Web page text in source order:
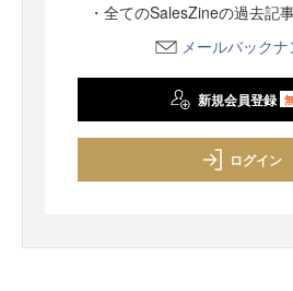
・全てのSalesZineの過去記
メールバック
新規会員登録
ログイン